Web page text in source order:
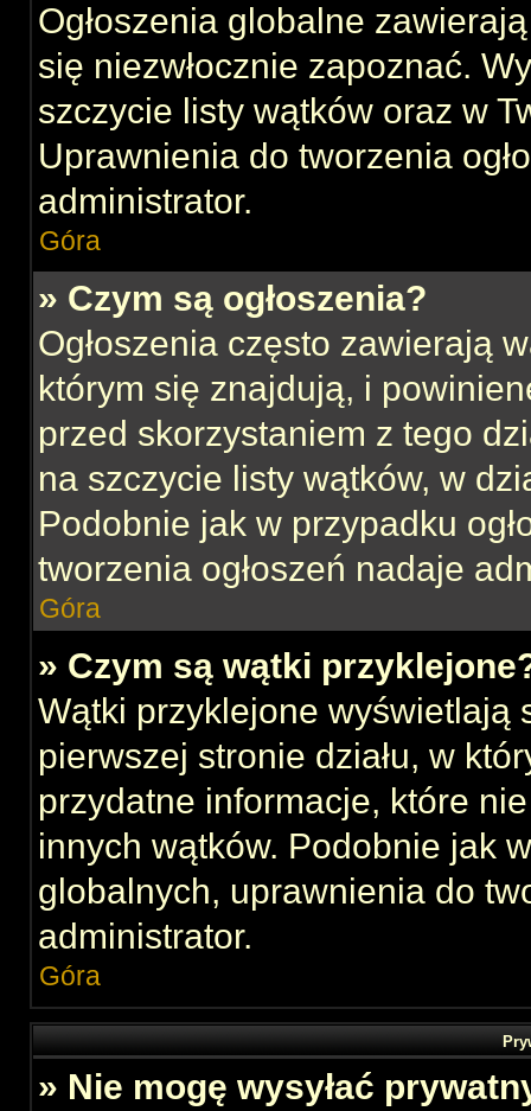
Ogłoszenia globalne
się niezwłocznie zapoznać.
szczycie listy wątków oraz w
Uprawnienia do tworzenia
administrator.
Góra
» Czym są ogłoszenia?
Ogłoszenia często zawierają
którym się znajdują, i
przed skorzystaniem z tego
na szczycie listy wątków, w
Podobnie jak w przypadku
tworzenia ogłoszeń nadaje
Góra
» Czym są wątki
Wątki przyklejone wyświetlają
pierwszej stronie działu, w
przydatne informacje, które
innych wątków. Podobnie jak
globalnych, uprawnienia do
administrator.
Góra
» Nie mogę wysyłać